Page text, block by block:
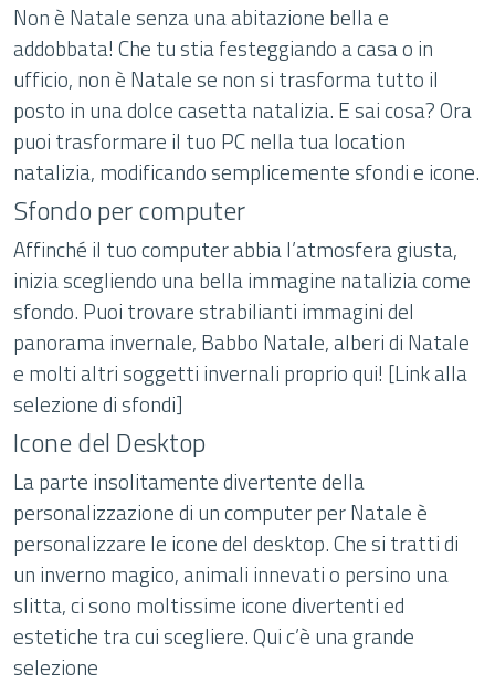
Non è Natale senza una abitazione bella e
addobbata! Che tu stia festeggiando a casa o in
ufficio, non è Natale se non si trasforma tutto il
posto in una dolce casetta natalizia. E sai cosa? Ora
puoi trasformare il tuo PC nella tua location
natalizia, modificando semplicemente sfondi e icone.
Sfondo per computer
Affinché il tuo computer abbia l’atmosfera giusta,
inizia scegliendo una bella immagine natalizia come
sfondo. Puoi trovare strabilianti immagini del
panorama invernale, Babbo Natale, alberi di Natale
e molti altri soggetti invernali proprio qui! [Link alla
selezione di sfondi]
Icone del Desktop
La parte insolitamente divertente della
personalizzazione di un computer per Natale è
personalizzare le icone del desktop. Che si tratti di
un inverno magico, animali innevati o persino una
slitta, ci sono moltissime icone divertenti ed
estetiche tra cui scegliere. Qui c’è una grande
selezione